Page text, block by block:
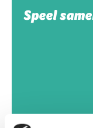
Speel